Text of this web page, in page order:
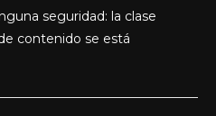
seguridad: la clase
contenido se está